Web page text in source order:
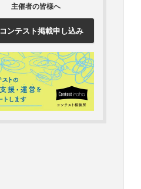
主催者の皆様へ
コンテスト掲載申し込み